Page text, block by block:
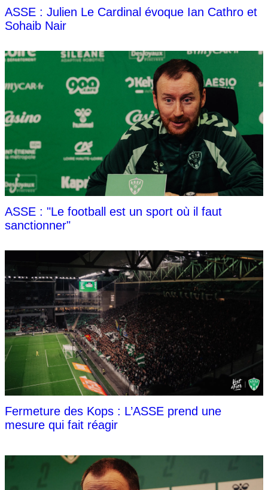
ASSE : Julien Le Cardinal évoque Ian Cathro et
Sohaib Nair
ASSE : "Le football est un sport où il faut
sanctionner"
Fermeture des Kops : L’ASSE prend une
mesure qui fait réagir